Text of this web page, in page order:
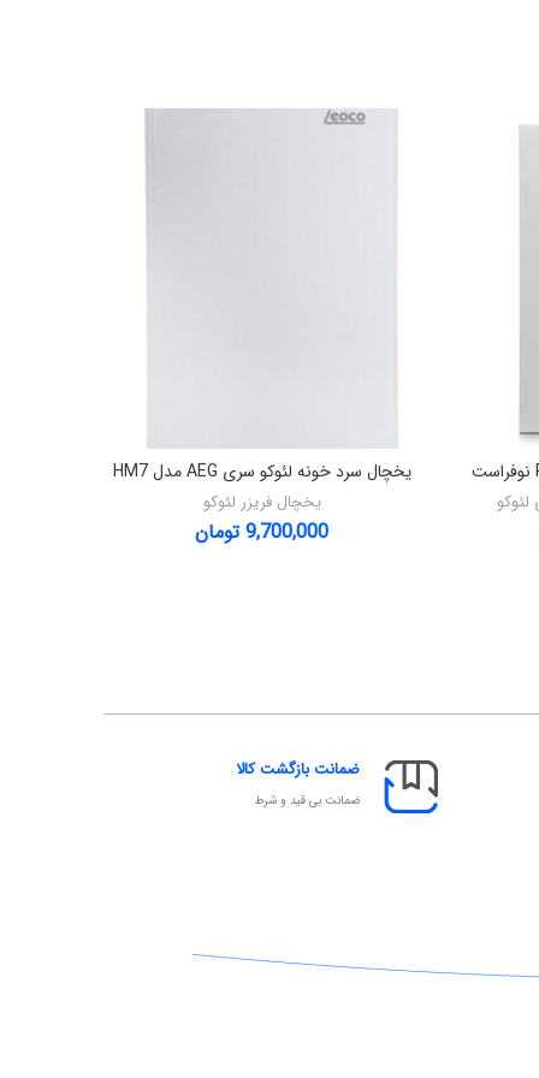
یخچال سرد خونه لئوکو سری AEG مدل HM7
یخچال فریزر لئوکو
9,700,000 تومان
ضمانت بازگشت کالا
ضمانت بی قید و شرط